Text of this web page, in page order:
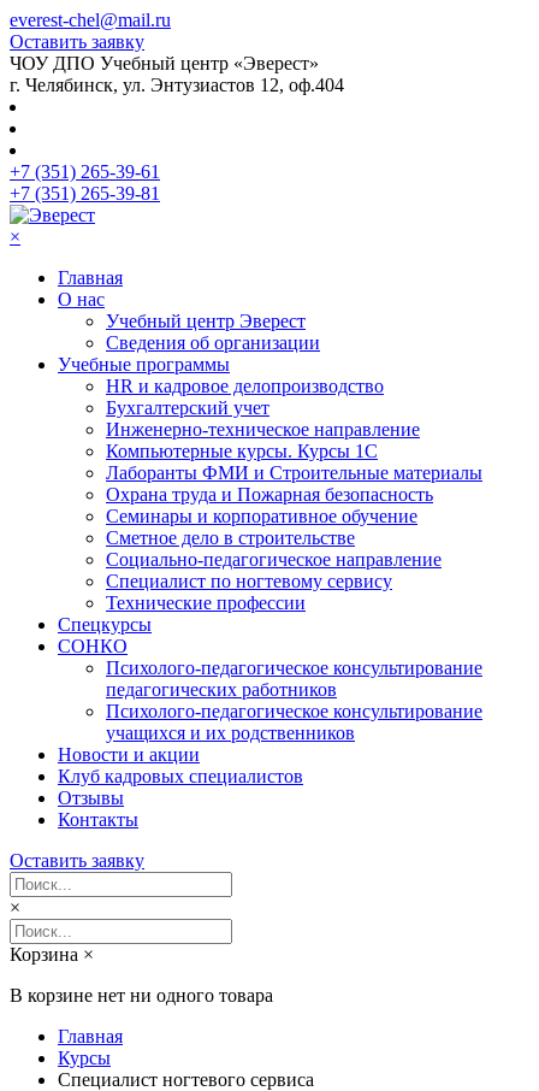
everest-chel@mail.ru
Оставить заявку
ЧОУ ДПО Учебный центр «Эверест»
г. Челябинск, ул. Энтузиастов 12, оф.404
+7 (351) 265-39-61
+7 (351) 265-39-81
×
Главная
О нас
Учебный центр Эверест
Сведения об организации
Учебные программы
HR и кадровое делопроизводство
Бухгалтерский учет
Инженерно-техническое направление
Компьютерные курсы. Курсы 1С
Лаборанты ФМИ и Строительные материалы
Охрана труда и Пожарная безопасность
Семинары и корпоративное обучение
Сметное дело в строительстве
Социально-педагогическое направление
Специалист по ногтевому сервису
Технические профессии
Спецкурсы
СОНКО
Психолого-педагогическое консультирование
педагогических работников
Психолого-педагогическое консультирование
учащихся и их родственников
Новости и акции
Клуб кадровых специалистов
Отзывы
Контакты
Оставить заявку
×
Корзина ×
В корзине нет ни одного товара
Главная
Курсы
Специалист ногтевого сервиса